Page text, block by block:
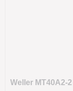
Weller MT40A2-